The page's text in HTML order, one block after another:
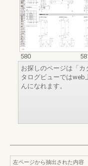
580
お探しのページは「
タログビューではweb
んになれます。
左ページから抽出された内容